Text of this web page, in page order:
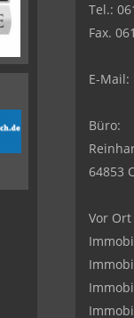
Tel.:
Fax.
E-Mail:
Büro:
64853
Vor